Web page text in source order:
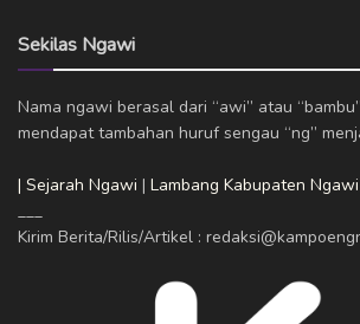
Sekilas Ngawi
Nama ngawi berasal dari “awi” atau
mendapat tambahan huruf sengau “ng”
| Sejarah Ngawi | Lambang Kabupaten Ngawi
Kirim Berita/Rilis/Artikel :